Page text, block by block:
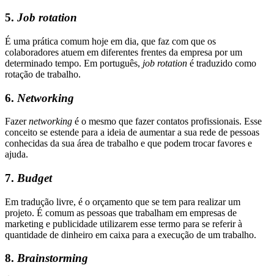
5. Job rotation
É uma prática comum hoje em dia, que faz com que os
colaboradores atuem em diferentes frentes da empresa por um
determinado tempo. Em português, job rotation é traduzido como
rotação de trabalho.
6. Networking
Fazernetworking é o mesmo que fazer contatos profissionais. Esse
conceito se estende para a ideia de aumentar a sua rede de pessoas
conhecidas da sua área de trabalho e que podem trocar favores e
ajuda.
7. Budget
Em tradução livre, é o orçamento que se tem para realizar um
projeto. É comum as pessoas que trabalham em empresas de
marketing e publicidade utilizarem esse termo para se referir à
quantidade de dinheiro em caixa para a execução de um trabalho.
8. Brainstorming